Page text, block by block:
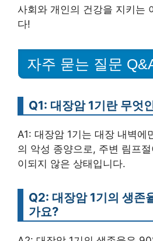
사회와 개인의 건강을 지키는
다!
자주 묻는 질문
Q1: 대장암 1기란 무엇
A1: 대장암 1기는 대장 내벽에
의 악성 종양으로, 주변 림프
이되지 않은 상태입니다.
Q2: 대장암 1기의 생존
가요?